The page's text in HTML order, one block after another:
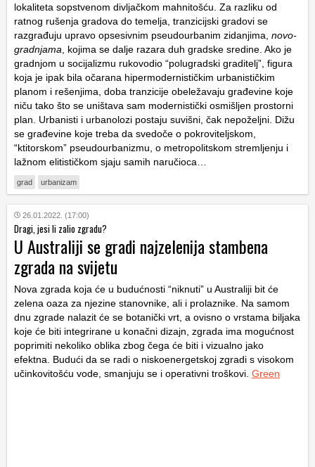
lokaliteta sopstvenom divljačkom mahnitošću. Za razliku od
ratnog rušenja gradova do temelja, tranzicijski gradovi se
razgrađuju upravo opsesivnim pseudourbanim zidanjima, novo-
gradnjama , kojima se dalje razara duh gradske sredine. Ako je
gradnjom u socijalizmu rukovodio “polugradski graditelj”, figura
koja je ipak bila očarana hipermodernističkim urbanističkim
planom i rešenjima, doba tranzicije obeležavaju građevine koje
niču tako što se uništava sam modernistički osmišljen prostorni
plan. Urbanisti i urbanolozi postaju suvišni, čak nepoželjni. Dižu
se građevine koje treba da svedoče o pokroviteljskom,
“ktitorskom” pseudourbanizmu, o metropolitskom stremljenju i
lažnom elitističkom sjaju samih naručioca…
grad urbanizam
26.01.2022. (17:00)
Dragi, jesi li zalio zgradu?
U Australiji se gradi najzelenija stambena
zgrada na svijetu
Nova zgrada koja će u budućnosti “niknuti” u Australiji bit će
zelena oaza za njezine stanovnike, ali i prolaznike. Na samom
dnu zgrade nalazit će se botanički vrt, a ovisno o vrstama biljaka
koje će biti integrirane u konačni dizajn, zgrada ima mogućnost
poprimiti nekoliko oblika zbog čega će biti i vizualno jako
efektna. Budući da se radi o niskoenergetskoj zgradi s visokom
učinkovitošću vode, smanjuju se i operativni troškovi. Green